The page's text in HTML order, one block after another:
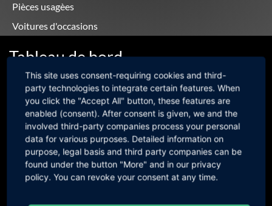
Pièces usagèes
Voitures d'occasions
Tableau de bord
MOG Composite
à partir de224,91 €incl. 19 % TVA
This site uses consent-requiring cookies and third-
party technologies to integrate certain features. When
you click the "Accept All" button, these features are
enabled (consent). After consent is given, we and the
involved third-party companies process your personal
data for various purposes. Detailed information on
purpose, legal basis and third party companies can be
found under the button "More" and in our privacy
policy. You can revoke your consent at any time.